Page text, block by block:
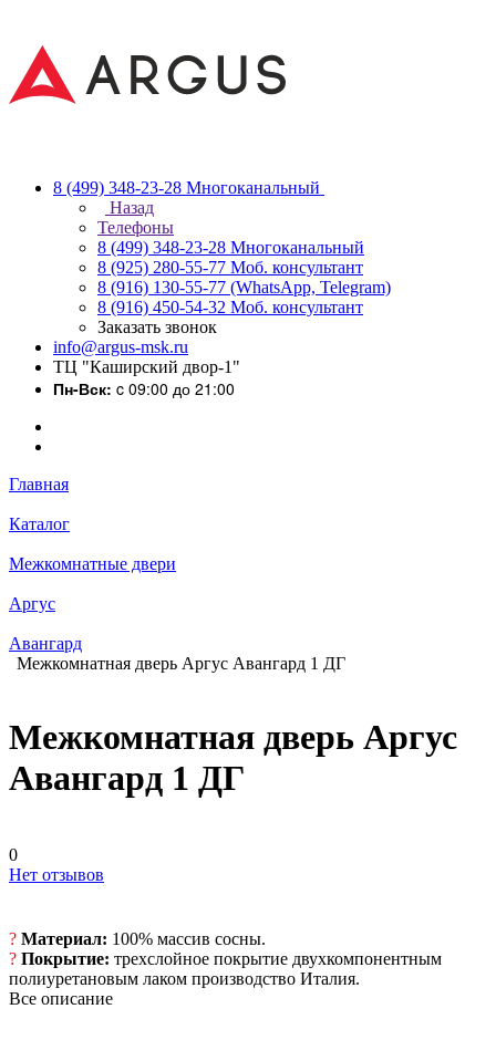
8 (499) 348-23-28 Многоканальный
Назад
Телефоны
8 (499) 348-23-28 Многоканальный
8 (925) 280-55-77 Моб. консультант
8 (916) 130-55-77 (WhatsApp, Telegram)
8 (916) 450-54-32 Моб. консультант
Заказать звонок
info@argus-msk.ru
ТЦ "Каширский двор-1"
Пн-Вск: c 09:00 до 21:00
Главная
Каталог
Межкомнатные двери
Аргус
Авангард
Межкомнатная дверь Аргус Авангард 1 ДГ
Межкомнатная дверь Аргус
Авангард 1 ДГ
0
Нет отзывов
? Материал: 100% массив сосны.
? Покрытие: трехслойное покрытие двухкомпонентным
полиуретановым лаком производство Италия.
Все описание